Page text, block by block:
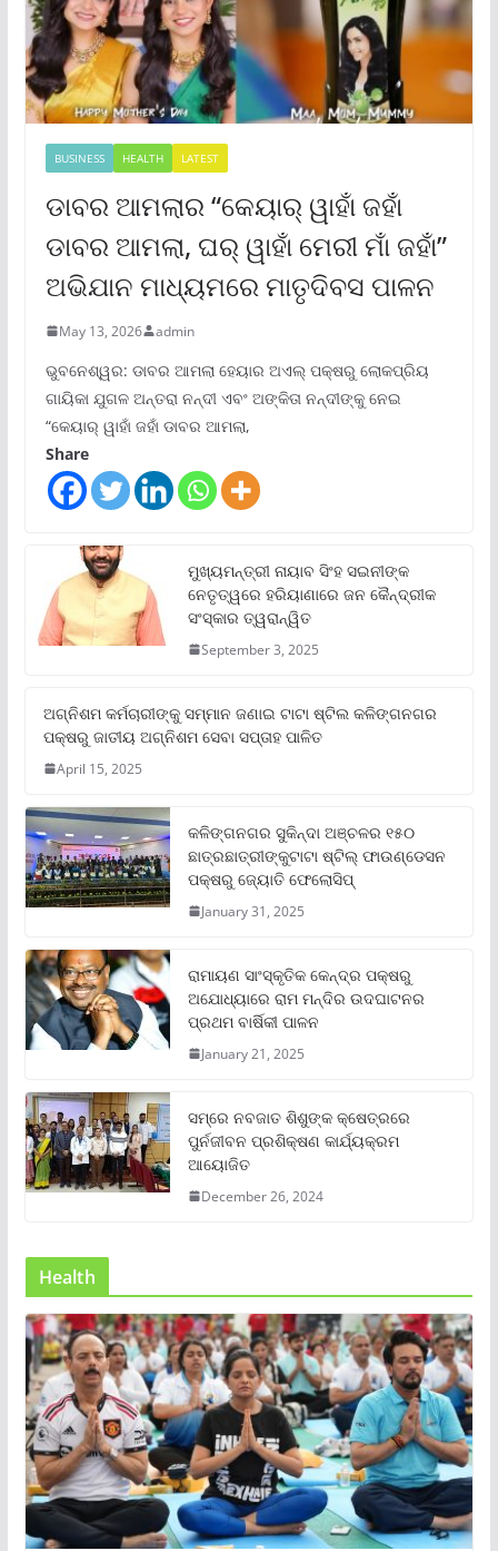
BUSINESS HEALTH LATEST
ଡାବର ଆମଲାର “କେୟାର୍ ୱାହାଁ ଜହାଁ
ଡାବର ଆମଲା, ଘର୍ ୱାହାଁ ମେରୀ ମାଁ ଜହାଁ”
ଅଭିଯାନ ମାଧ୍ୟମରେ ମାତୃଦିବସ ପାଳନ
May 13, 2026 admin
ଭୁବନେଶ୍ୱର: ଡାବର ଆମଲା ହେୟାର ଅଏଲ୍ ପକ୍ଷରୁ ଲୋକପ୍ରିୟ
ଗାୟିକା ଯୁଗଳ ଅନ୍ତରା ନନ୍ଦୀ ଏବଂ ଅଙ୍କିତା ନନ୍ଦୀଙ୍କୁ ନେଇ
“କେୟାର୍ ୱାହାଁ ଜହାଁ ଡାବର ଆମଲା,
Share
ମୁଖ୍ୟମନ୍ତ୍ରୀ ନାୟାବ ସିଂହ ସଇନୀଙ୍କ
ନେତୃତ୍ୱରେ ହରିୟାଣାରେ ଜନ କୈନ୍ଦ୍ରୀକ
ସଂସ୍କାର ତ୍ୱରାନ୍ୱିତ
September 3, 2025
ଅଗ୍ନିଶମ କର୍ମଚାରୀଙ୍କୁ ସମ୍ମାନ ଜଣାଇ ଟାଟା ଷ୍ଟିଲ କଳିଙ୍ଗନଗର
ପକ୍ଷରୁ ଜାତୀୟ ଅଗ୍ନିଶମ ସେବା ସପ୍ତାହ ପାଳିତ
April 15, 2025
କଳିଙ୍ଗନଗର ସୁକିନ୍ଦା ଅଞ୍ଚଳର ୧୫୦
ଛାତ୍ରଛାତ୍ରୀଙ୍କୁଟାଟା ଷ୍ଟିଲ୍ ଫାଉଣ୍ଡେସନ
ପକ୍ଷରୁ ଜ୍ୟୋତି ଫେଲୋସିପ୍‌
January 31, 2025
ରାମାୟଣ ସାଂସ୍କୃତିକ କେନ୍ଦ୍ର ପକ୍ଷରୁ
ଅଯୋଧ୍ୟାରେ ରାମ ମନ୍ଦିର ଉଦଘାଟନର
ପ୍ରଥମ ବାର୍ଷିକୀ ପାଳନ
January 21, 2025
ସମ୍‌ରେ ନବଜାତ ଶିଶୁଙ୍କ କ୍ଷେତ୍ରରେ
ପୁର୍ନଜୀବନ ପ୍ରଶିକ୍ଷଣ କାର୍ଯ୍ୟକ୍ରମ
ଆୟୋଜିତ
December 26, 2024
Health